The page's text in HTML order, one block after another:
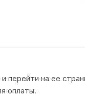
перейти на ее
оплаты.